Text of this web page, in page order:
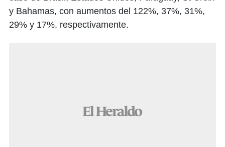
y Bahamas, con aumentos del 122%, 37%, 31%,
29% y 17%, respectivamente.